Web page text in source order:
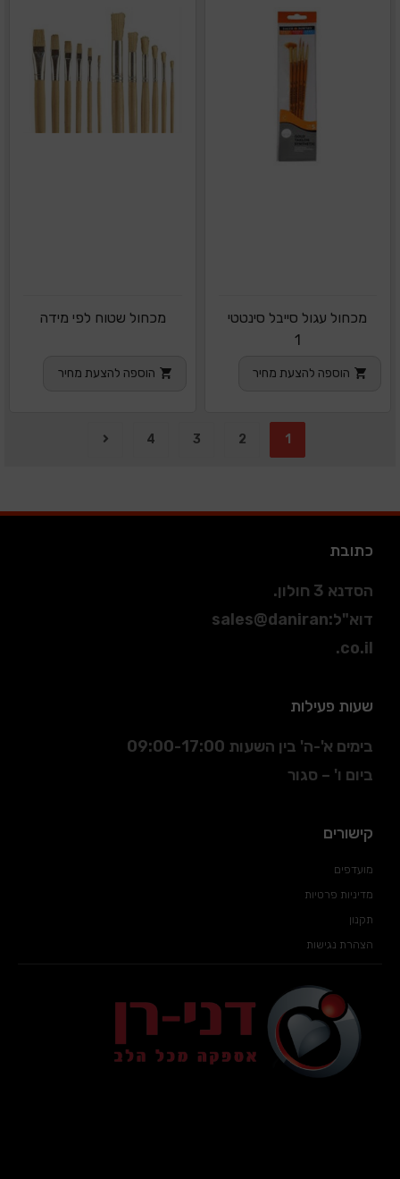
מכחול עגול סייבל סינטטי
1
הוספה להצעת מחיר
מכחול שטוח לפי מידה
הוספה להצעת מחיר
1
2
3
4
כתובת
הסדנא 3 חולון.
דוא"ל:
sales@daniran
.co.il
שעות פעילות
בימים א'-ה' בין השעות 09:00-17:00
ביום ו' – סגור
קישורים
מועדפים
מדיניות פרטיות
תקנון
הצהרת נגישות